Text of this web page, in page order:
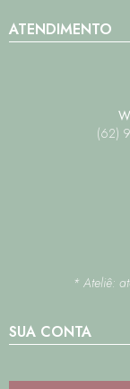
ATENDIMENTO
(62)
* Ateliê:
SUA CONTA